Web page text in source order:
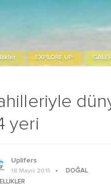
yeri
EXPLORE UP
Uplifers
18 Mayıs 2015
DOĞAL